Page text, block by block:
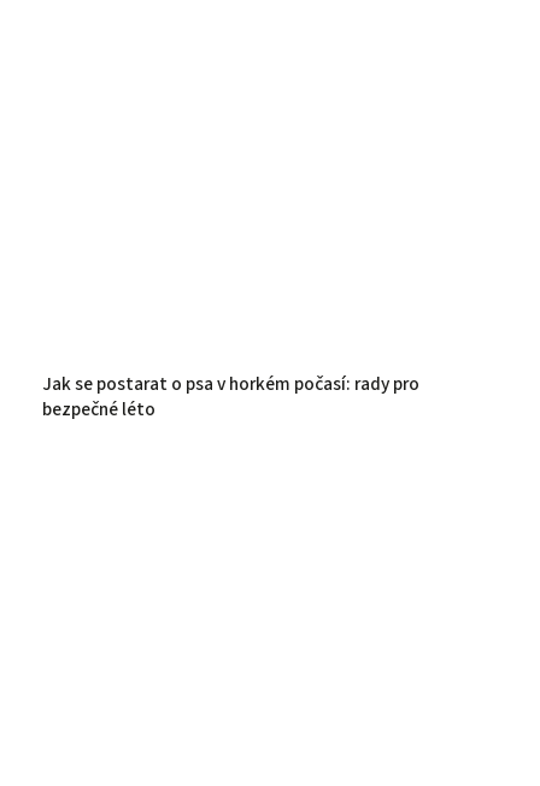
Jak se postarat o psa v horkém počasí: rady pro
bezpečné léto